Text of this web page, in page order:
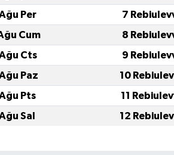
Per
7
Cum
8
Cts
9
Paz
10
Pts
11
Sal
12